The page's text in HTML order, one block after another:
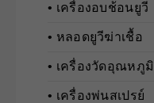
• เครื่องอบช้อนยูวี
• หลอดยูวีฆ่าเชื้อ
• เครื่องวัดอุณหภูมิ
• เครื่องพ่นสเปรย์